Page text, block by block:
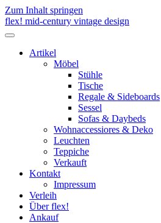
Zum Inhalt springen
flex! mid-century vintage design
Menü
umschalten
Artikel
Möbel
Stühle
Tische
Regale & Sideboards
Sessel
Sofas & Daybeds
Wohnaccessiores & Deko
Leuchten
Teppiche
Verkauft
Kontakt
Impressum
Verleih
Über flex!
Ankauf